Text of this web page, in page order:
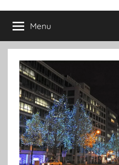
Menu